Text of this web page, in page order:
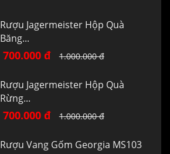
Rượu Jagermeister Hộp Quà
Băng...
700.000 đ 1.000.000 đ
Rượu Jagermeister Hộp Quà
Rừng...
700.000 đ 1.000.000 đ
Rượu Vang Gốm Georgia MS103